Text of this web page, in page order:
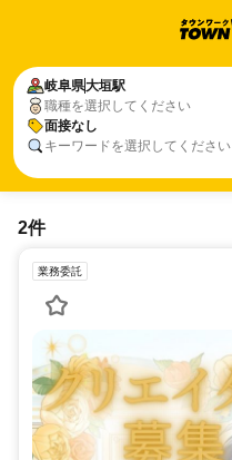
岐阜県大垣駅
職種を選択してください
面接なし
キーワードを選択してください
2件
業務委託